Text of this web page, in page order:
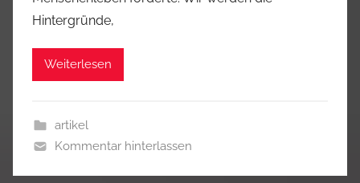
Hintergründe,
Weiterlesen
artikel
Kommentar hinterlassen